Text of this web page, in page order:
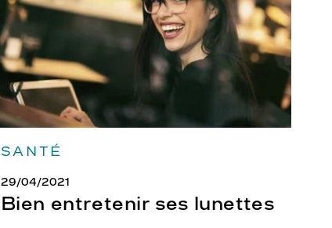
SANTÉ
29/04/2021
Bien entretenir ses lunettes